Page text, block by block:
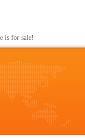
is for sale!